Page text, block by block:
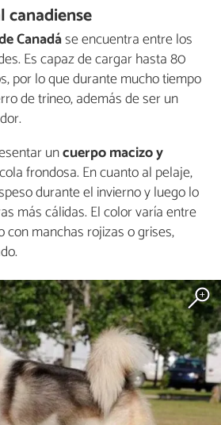
canadiense
Canadáse encuentra entre los
Es capaz de cargar hasta 80
por lo que durante mucho tiempo
de trineo, además de ser un
uncuerpo macizo y
frondosa. En cuanto al pelaje,
durante el invierno y luego lo
más cálidas. El color varía entre
con manchas rojizas o grises,